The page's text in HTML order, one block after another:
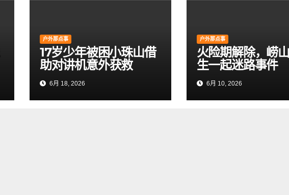
户外那点事
17岁少年被困小珠山借
助对讲机意外获救
6月 18, 2026
户外那点事
火险期解除，崂
生一起迷路事件
6月 10, 2026